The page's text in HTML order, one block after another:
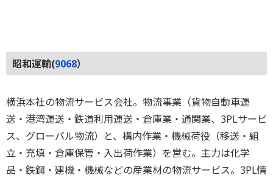
昭和運輸(9068）
横浜本社の物流サービス会社。物流事業（貨物自動車運
送・港湾運送・鉄道利用運送・倉庫業・通関業、3PLサービ
ス、グローバル物流）と、構内作業・機械荷役（移送・組
立・充填・倉庫保管・入出荷作業）を営む。主力は化学
品・鉄鋼・建機・機械などの産業材の物流サービス。3PL情